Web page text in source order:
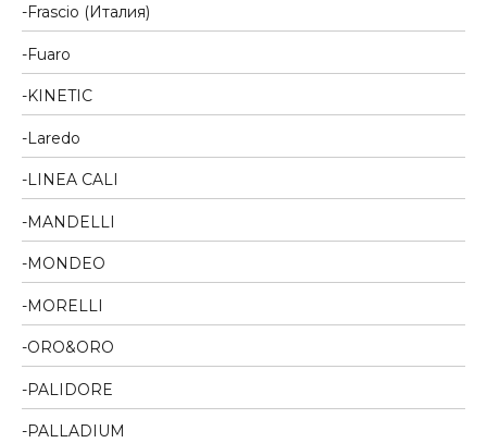
Frascio (Италия)
Fuaro
KINETIC
Laredo
LINEA CALI
MANDELLI
MONDEO
MORELLI
ORO&ORO
PALIDORE
PALLADIUM